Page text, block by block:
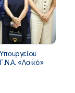
«Λαϊκό»